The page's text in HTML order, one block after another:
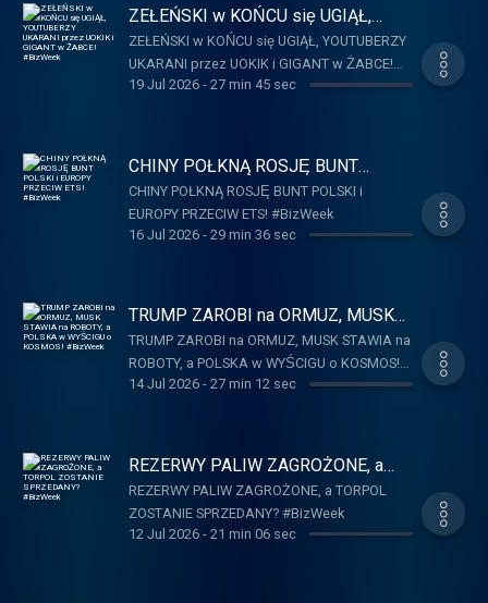
ZEŁEŃSKI w KOŃCU się UGIĄŁ,
YOUTUBERZY UKARANI przez
UOKIK i GIGANT w ŻABCE!
#BizWeek
ZEŁEŃSKI w KOŃCU się UGIĄŁ, YOUTUBERZY
UKARANI przez UOKIK i GIGANT w ŻABCE!
#BizWeek
19 Jul 2026- 27 min 45 sec
CHINY POŁKNĄ ROSJĘ BUNT
POLSKI i EUROPY PRZECIW ETS!
#BizWeek
CHINY POŁKNĄ ROSJĘ BUNT POLSKI i
EUROPY PRZECIW ETS! #BizWeek
16 Jul 2026- 29 min 36 sec
TRUMP ZAROBI na ORMUZ, MUSK
STAWIA na ROBOTY, a POLSKA w
WYŚCIGU o KOSMOS! #BizWeek
TRUMP ZAROBI na ORMUZ, MUSK STAWIA na
ROBOTY, a POLSKA w WYŚCIGU o KOSMOS!
#BizWeek
14 Jul 2026- 27 min 12 sec
REZERWY PALIW ZAGROŻONE, a
TORPOL ZOSTANIE SPRZEDANY?
#BizWeek
REZERWY PALIW ZAGROŻONE, a TORPOL
ZOSTANIE SPRZEDANY? #BizWeek
12 Jul 2026- 21 min 06 sec